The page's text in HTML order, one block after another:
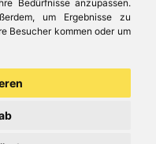
Bedürfnisse anzupassen.
um Ergebnisse zu
Besucher kommen oder um